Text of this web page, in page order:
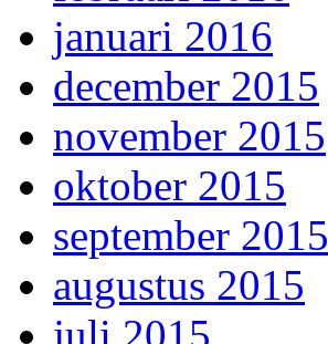
januari 2016
december 2015
november 2015
oktober 2015
september 2015
augustus 2015
juli 2015